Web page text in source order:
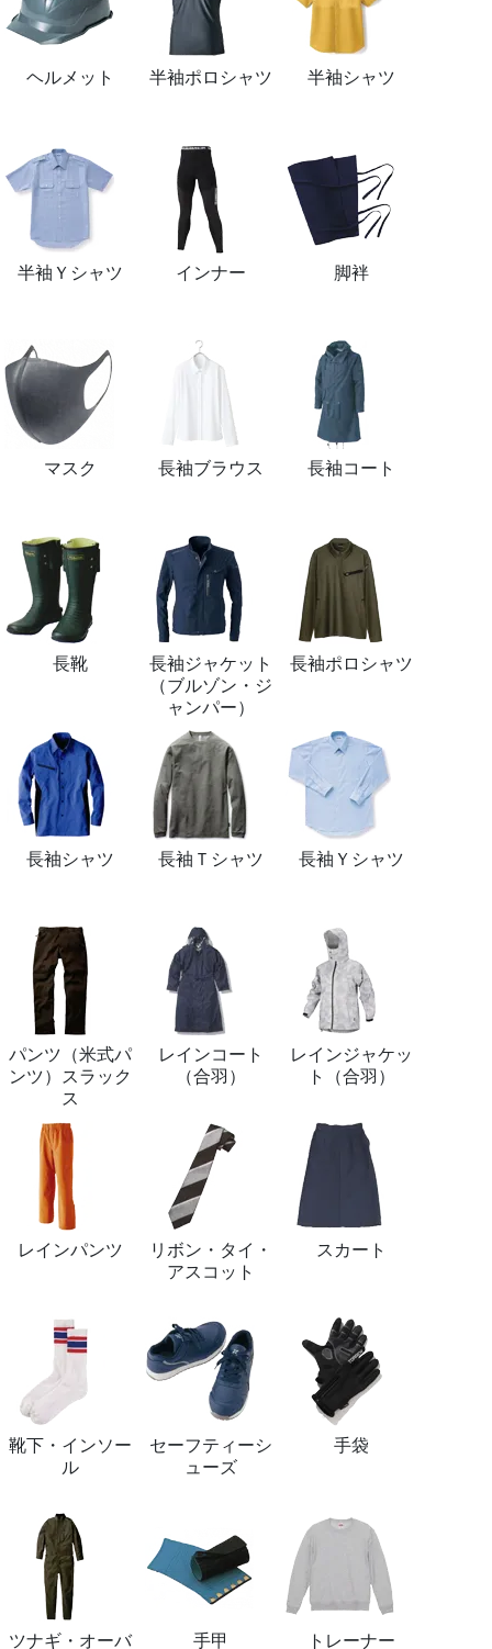
ヘルメット 半袖ポロシャツ 半袖シャツ
半袖Ｙシャツ インナー 脚袢
マスク 長袖ブラウス 長袖コート
長靴
長袖ジャケット
（ブルゾン・ジ
ャンパー）
長袖ポロシャツ
長袖シャツ 長袖Ｔシャツ 長袖Ｙシャツ
パンツ（米式パ
ンツ）スラック
ス
レインコート
（合羽）
レインジャケッ
ト（合羽）
レインパンツ
リボン・タイ・
アスコット
スカート
靴下・インソー
ル
セーフティーシ
ューズ
手袋
ツナギ・オーバ 手甲 トレーナー